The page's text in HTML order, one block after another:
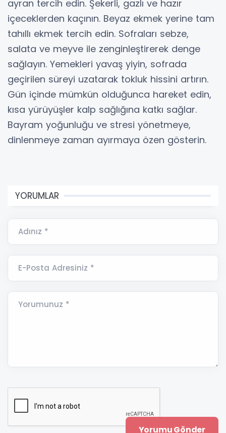
ayran tercih edin. Şekerli, gazlı ve hazır
içeceklerden kaçının. Beyaz ekmek yerine tam
tahıllı ekmek tercih edin. Sofraları sebze,
salata ve meyve ile zenginleştirerek denge
sağlayın. Yemekleri yavaş yiyin, sofrada
geçirilen süreyi uzatarak tokluk hissini artırın.
Gün içinde mümkün olduğunca hareket edin,
kısa yürüyüşler kalp sağlığına katkı sağlar.
Bayram yoğunluğu ve stresi yönetmeye,
dinlenmeye zaman ayırmaya özen gösterin.
YORUMLAR
Adınız *
E-Posta Adresiniz *
Yorumunuz *